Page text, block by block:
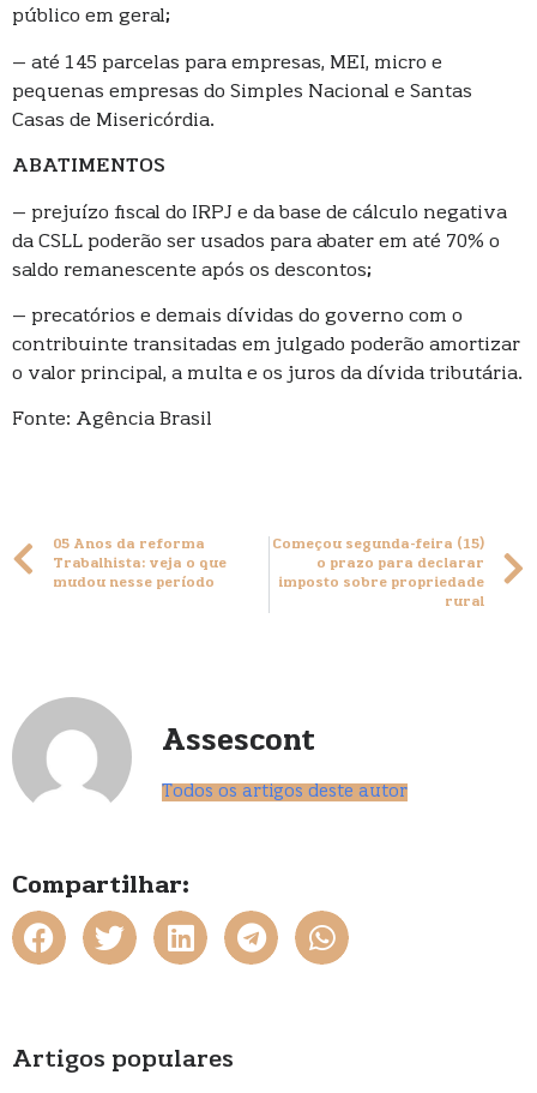
público em geral;
– até 145 parcelas para empresas, MEI, micro e
pequenas empresas do Simples Nacional e Santas
Casas de Misericórdia.
ABATIMENTOS
– prejuízo fiscal do IRPJ e da base de cálculo negativa
da CSLL poderão ser usados para abater em até 70% o
saldo remanescente após os descontos;
– precatórios e demais dívidas do governo com o
contribuinte transitadas em julgado poderão amortizar
o valor principal, a multa e os juros da dívida tributária.
Fonte: Agência Brasil
05 Anos da reforma
Trabalhista: veja o que
mudou nesse período
Começou segunda-feira (15)
o prazo para declarar
imposto sobre propriedade
rural
Assescont
Todos os artigos deste autor
Compartilhar:
Artigos populares